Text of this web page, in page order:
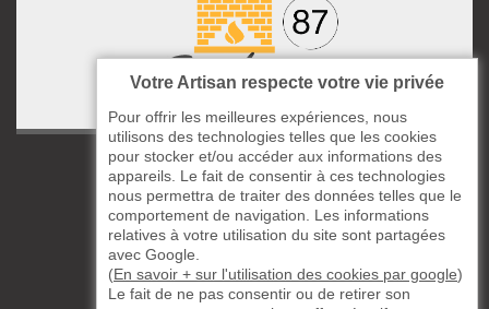
ccas le Bourg
87220 Boisseuil
05 33 06 14 49
06 37 57 44 80
Siret : 823732649
Votre Artisan respecte votre vie privée
Pour offrir les meilleures expériences, nous
utilisons des technologies telles que les cookies
pour stocker et/ou accéder aux informations des
appareils. Le fait de consentir à ces technologies
nous permettra de traiter des données telles que le
comportement de navigation. Les informations
relatives à votre utilisation du site sont partagées
avec Google.
(En savoir + sur l'utilisation des cookies par google)
Le fait de ne pas consentir ou de retirer son